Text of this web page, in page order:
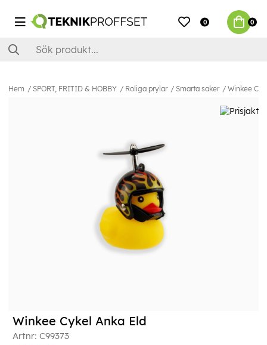
0 0
Hem SPORT, FRITID & HOBBY Roliga prylar Smarta saker Winkee
Winkee Cykel Anka Eld
Artnr: C99373